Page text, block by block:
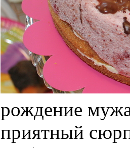
рождение
приятный